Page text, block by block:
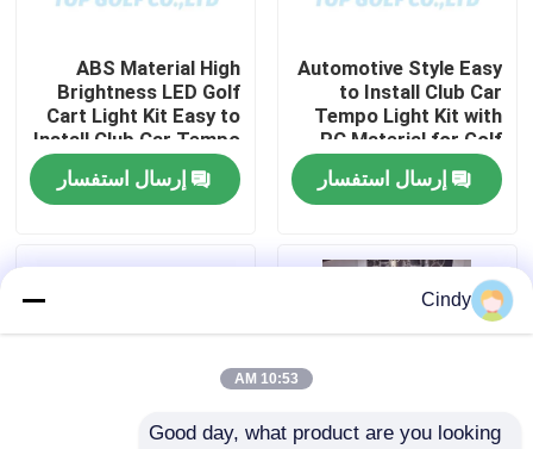
مراقبة الجودة
اتصل بنا
أخبار
مرايا جانبية لعربة الجولف
لوحة القيادة عربة الجولف
Automotive Style Easy
to Install Club Car
Tempo Light Kit with
PC Material for Golf
Cart LED Light Kit
إرسال استفسار
ABS Material High
Brightness LED Golf
Cart Light Kit Easy to
Install Club Car Tempo
إرسال استفسار
Cindy
10:53 AM
Good day, what product are you looking